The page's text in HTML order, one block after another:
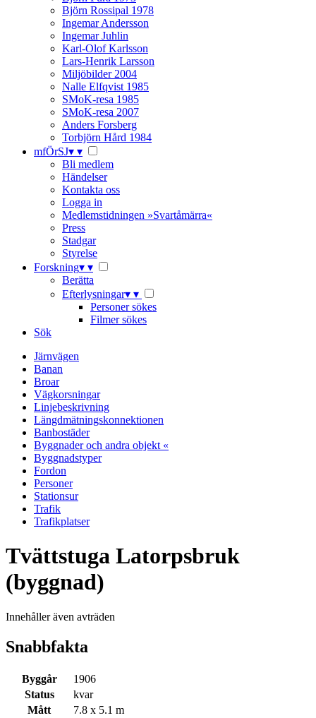
Björn Rossipal 1978
Ingemar Andersson
Ingemar Juhlin
Karl-Olof Karlsson
Lars-Henrik Larsson
Miljöbilder 2004
Nalle Elfqvist 1985
SMoK-resa 1985
SMoK-resa 2007
Anders Forsberg
Torbjörn Hård 1984
mfÖrSJ▾ ▾
Bli medlem
Händelser
Kontakta oss
Logga in
Medlemstidningen »Svartåmärra«
Press
Stadgar
Styrelse
Forskning▾ ▾
Berätta
Efterlysningar▾ ▾
Personer sökes
Filmer sökes
Sök
Järnvägen
Banan
Broar
Vägkorsningar
Linjebeskrivning
Längdmätningskonnektionen
Banbostäder
Byggnader och andra objekt «
Byggnadstyper
Fordon
Personer
Stationsur
Trafik
Trafikplatser
Tvättstuga Latorpsbruk
(byggnad)
Innehåller även avträden
Snabbfakta
Byggår
1906
Status
kvar
Mått
7.8 x 5.1 m